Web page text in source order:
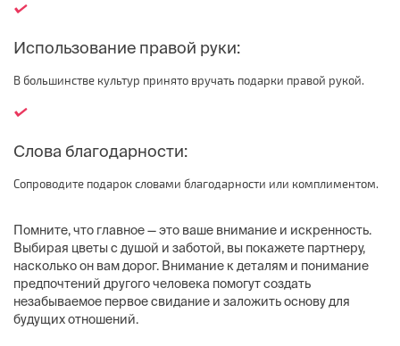
Использование правой руки:
В большинстве культур принято вручать подарки правой рукой.
Слова благодарности:
Сопроводите подарок словами благодарности или комплиментом.
Помните, что главное — это ваше внимание и искренность.
Выбирая цветы с душой и заботой, вы покажете партнеру,
насколько он вам дорог. Внимание к деталям и понимание
предпочтений другого человека помогут создать
незабываемое первое свидание и заложить основу для
будущих отношений.